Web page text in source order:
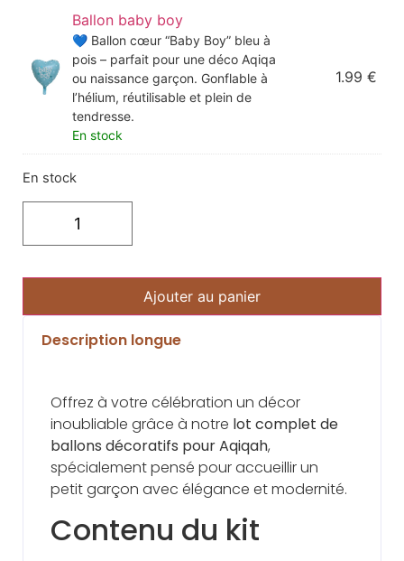
Ballon baby boy
💙 Ballon cœur “Baby Boy” bleu à
pois – parfait pour une déco Aqiqa
ou naissance garçon. Gonflable à
l’hélium, réutilisable et plein de
tendresse.
En stock
1.99 €
En stock
Ajouter au panier
Description longue
Offrez à votre célébration un décor
inoubliable grâce à notre lot complet de
ballons décoratifs pour Aqiqah,
spécialement pensé pour accueillir un
petit garçon avec élégance et modernité.
Contenu du kit